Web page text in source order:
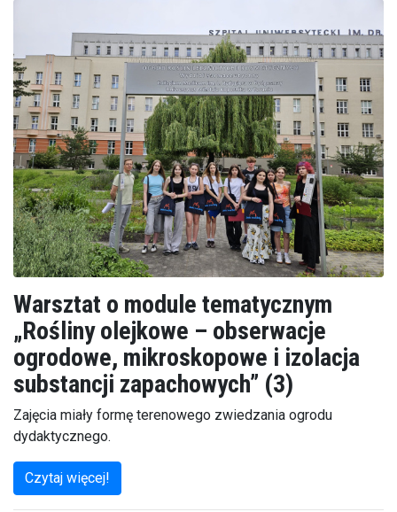
Warsztat o module tematycznym
„Rośliny olejkowe – obserwacje
ogrodowe, mikroskopowe i izolacja
substancji zapachowych” (3)
Zajęcia miały formę terenowego zwiedzania ogrodu
dydaktycznego.
Czytaj więcej!